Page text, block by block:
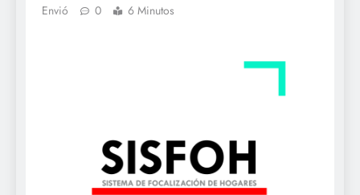
Envió
0 6 Minutos